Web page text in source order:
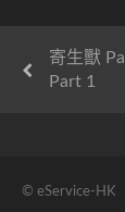
寄生獸
Part 1
© eService-HK